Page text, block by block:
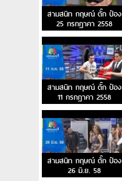
สามสนิท กฤษณ์ ตั๊ก ป๋อง
25 กรกฎาคา 2558
สามสนิท กฤษณ์ ตั๊ก ป๋อง
11 กรกฎาคา 2558
สามสนิท กฤษณ์ ตั๊ก ป๋อง
26 มิ.ย. 58